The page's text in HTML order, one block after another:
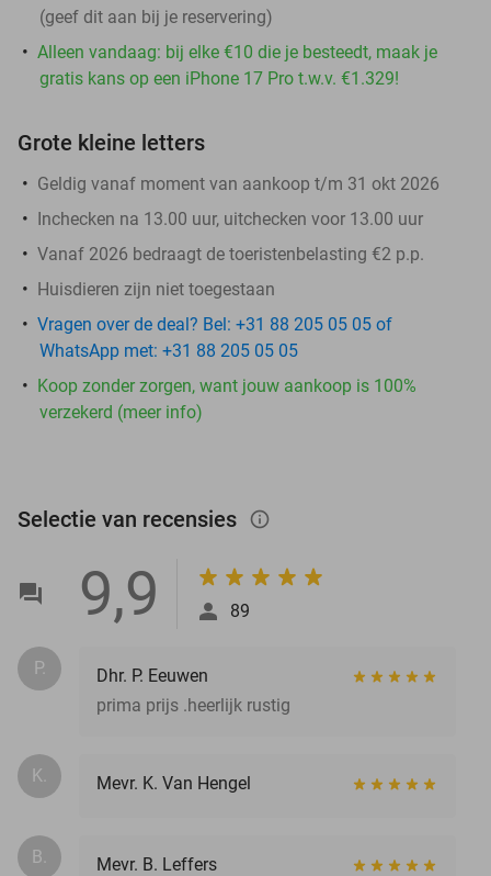
(geef dit aan bij je reservering)
Alleen vandaag: bij elke €10 die je besteedt, maak je
gratis kans op een iPhone 17 Pro t.w.v. €1.329!
Grote kleine letters
Geldig vanaf moment van aankoop t/m 31 okt 2026
Inchecken na 13.00 uur, uitchecken voor 13.00 uur
Vanaf 2026 bedraagt de toeristenbelasting €2 p.p.
Huisdieren zijn niet toegestaan
Vragen over de deal? Bel: +31 88 205 05 05 of
WhatsApp met: +31 88 205 05 05
Koop zonder zorgen, want jouw aankoop is 100%
verzekerd (meer info)
Selectie van recensies info_outlined
9,9 89
P.
Dhr. P. Eeuwen
prima prijs .heerlijk rustig
K. Mevr. K. Van Hengel
B.
Mevr. B. Leffers